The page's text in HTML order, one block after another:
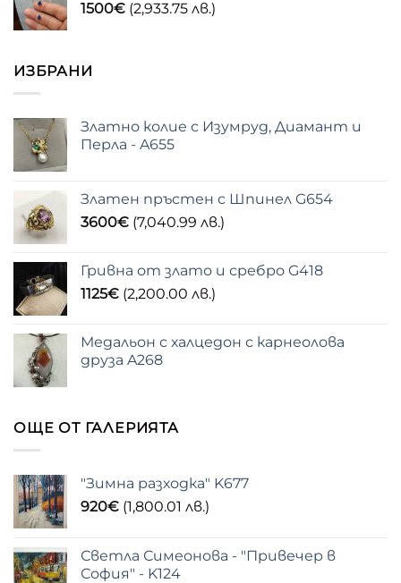
1500€ (2,933.75 лв.)
ИЗБРАНИ
Златно колие с Изумруд, Диамант и
Перла - A655
Златен пръстен с Шпинел G654
3600€ (7,040.99 лв.)
Гривна от злато и сребро G418
1125€ (2,200.00 лв.)
Медальон с халцедон с карнеолова
друза A268
ОЩЕ ОТ ГАЛЕРИЯТА
"Зимна разходка" K677
920€ (1,800.01 лв.)
Светла Симеонова - "Привечер в
София" - K124